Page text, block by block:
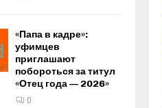
«Папа в кадре»:
уфимцев
приглашают
побороться за титул
«Отец года — 2026»
0